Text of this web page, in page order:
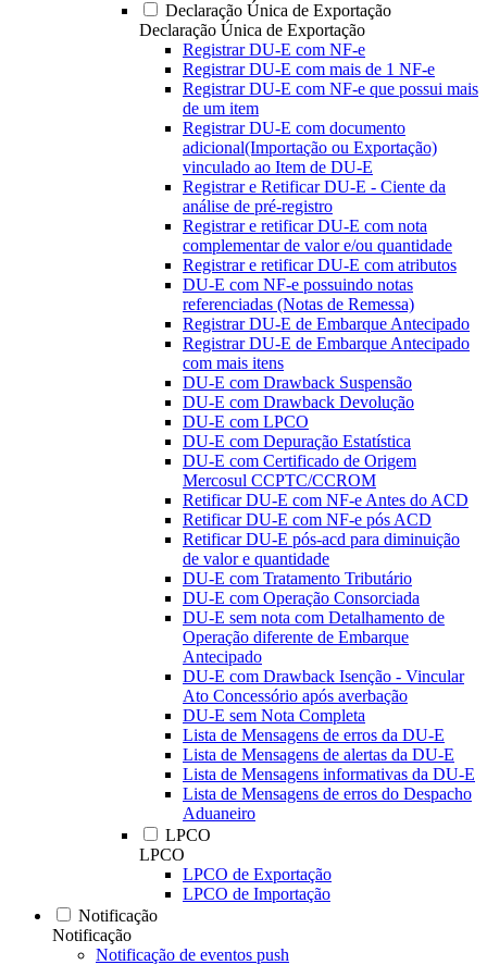
Declaração Única de Exportação
Declaração Única de Exportação
Registrar DU-E com NF-e
Registrar DU-E com mais de 1 NF-e
Registrar DU-E com NF-e que possui mais
de um item
Registrar DU-E com documento
adicional(Importação ou Exportação)
vinculado ao Item de DU-E
Registrar e Retificar DU-E - Ciente da
análise de pré-registro
Registrar e retificar DU-E com nota
complementar de valor e/ou quantidade
Registrar e retificar DU-E com atributos
DU-E com NF-e possuindo notas
referenciadas (Notas de Remessa)
Registrar DU-E de Embarque Antecipado
Registrar DU-E de Embarque Antecipado
com mais itens
DU-E com Drawback Suspensão
DU-E com Drawback Devolução
DU-E com LPCO
DU-E com Depuração Estatística
DU-E com Certificado de Origem
Mercosul CCPTC/CCROM
Retificar DU-E com NF-e Antes do ACD
Retificar DU-E com NF-e pós ACD
Retificar DU-E pós-acd para diminuição
de valor e quantidade
DU-E com Tratamento Tributário
DU-E com Operação Consorciada
DU-E sem nota com Detalhamento de
Operação diferente de Embarque
Antecipado
DU-E com Drawback Isenção - Vincular
Ato Concessório após averbação
DU-E sem Nota Completa
Lista de Mensagens de erros da DU-E
Lista de Mensagens de alertas da DU-E
Lista de Mensagens informativas da DU-E
Lista de Mensagens de erros do Despacho
Aduaneiro
LPCO
LPCO
LPCO de Exportação
LPCO de Importação
Notificação
Notificação
Notificação de eventos push